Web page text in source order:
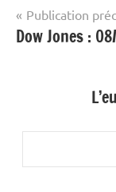
Navigation
de
Publication
Dow Jones :